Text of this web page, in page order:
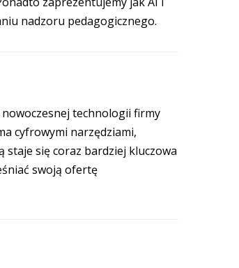
nadzoru pedagogicznego.
technologii firmy
cyfrowymi narzędziami,
staje się coraz bardziej kluczowa
swoją ofertę